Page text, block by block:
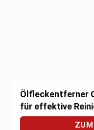
Ölfleckentferner
für effektive
ZUM